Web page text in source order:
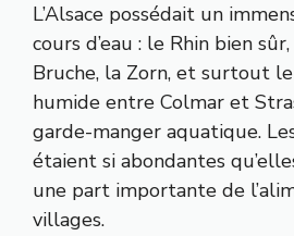
L’Alsace possédait un
cours d’eau : le Rhin bien
Bruche, la Zorn, et surtout le
humide entre Colmar et
garde-manger aquatique.
étaient si abondantes
une part importante de
villages.